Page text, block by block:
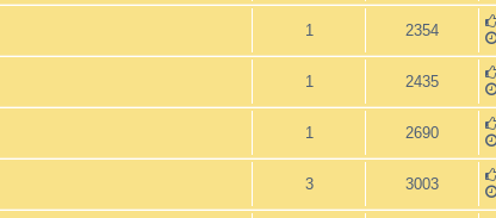
1 2354
1 2435
1 2690
3 3003